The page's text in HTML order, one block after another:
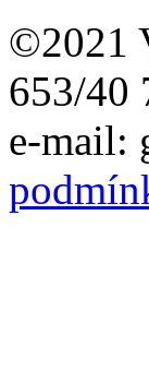
©2021
653/40
e-mail: